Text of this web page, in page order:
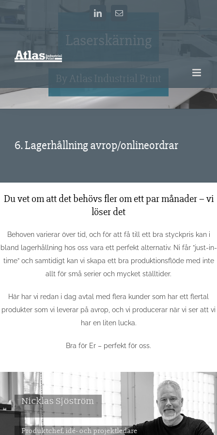
LinkedIn
E-
Laserskärning
By Atlas Industrial Print
6. Lagerhållning avrop/onlineordrar
Du vet om att det behövs fler om ett par månader – vi
löser det
Behoven varierar över tid, och för att få till ett bra styckpris kan i
bland lagerhållning hos oss vara ett perfekt alternativ. Ni får ”just-in-
time” och samtidigt kan vi skapa ett bra produktionsflöde med inte
allt för små serier och mycket ställtider.
Här har vi redan i dag avtal med flera kunder som har ett flertal
produkter som vi leverar på avrop, och vi producerar när vi ser att vi
har en liten lucka.
Bra för Er – perfekt för oss.
Nicklas Sjöström
Produktchef, idé- och projektledare